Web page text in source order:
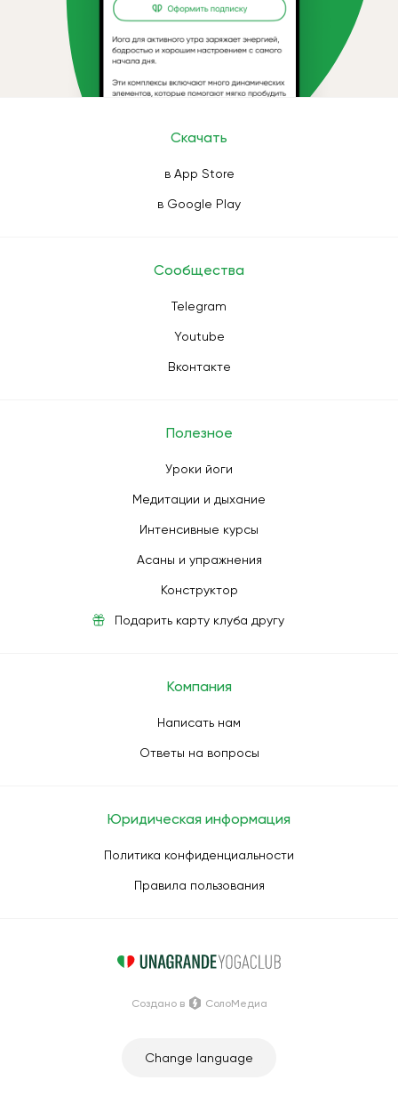
Скачать
в App Store
в Google Play
Сообщества
Telegram
Youtube
Вконтакте
Полезное
Уроки йоги
Медитации и дыхание
Интенсивные курсы
Асаны и упражнения
Конструктор
Подарить карту клуба другу
Компания
Написать нам
Ответы на вопросы
Юридическая информация
Политика конфиденциальности
Правила пользования
Change language
Создано в СолоМедиа